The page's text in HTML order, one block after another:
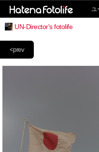
ユ
UN-Director's fotolife
<prev